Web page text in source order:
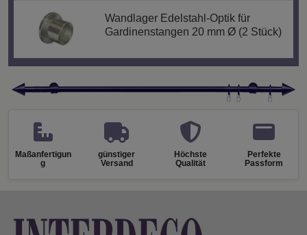
Wandlager Edelstahl-Optik für
Gardinenstangen 20 mm Ø (2 Stück)
Maßanfertigun
g
günstiger
Versand
Höchste
Qualität
Perfekte
Passform